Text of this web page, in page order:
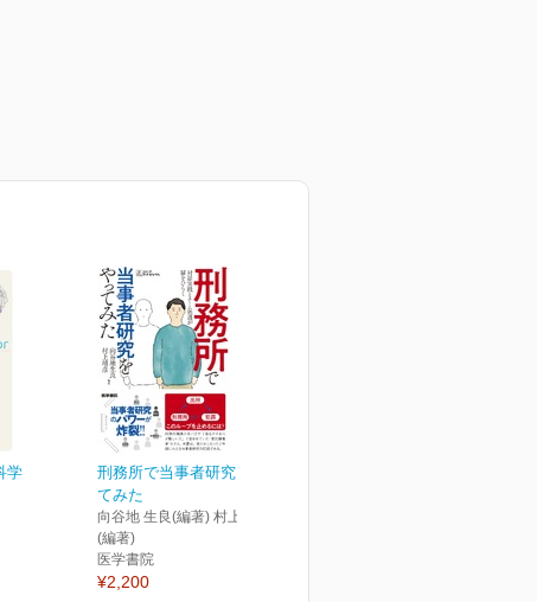
学
刑務所で当事者研究をやっ
てみた
向谷地 生良(編著) 村上 靖彦
(編著)
医学書院
¥2,200